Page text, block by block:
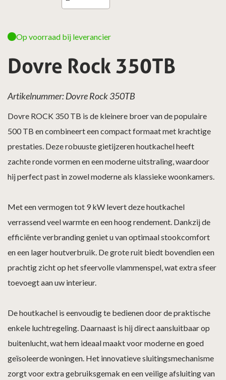
Dovre Rock 350TB
Op voorraad bij leverancier
Artikelnummer: Dovre Rock 350TB
Dovre ROCK 350 TB is de kleinere broer van de populaire
500 TB en combineert een compact formaat met krachtige
prestaties. Deze robuuste gietijzeren houtkachel heeft
zachte ronde vormen en een moderne uitstraling, waardoor
hij perfect past in zowel moderne als klassieke woonkamers.
Met een vermogen tot 9 kW levert deze houtkachel
verrassend veel warmte en een hoog rendement. Dankzij de
efficiënte verbranding geniet u van optimaal stookcomfort
en een lager houtverbruik. De grote ruit biedt bovendien een
prachtig zicht op het sfeervolle vlammenspel, wat extra sfeer
toevoegt aan uw interieur.
De houtkachel is eenvoudig te bedienen door de praktische
enkele luchtregeling. Daarnaast is hij direct aansluitbaar op
buitenlucht, wat hem ideaal maakt voor moderne en goed
geïsoleerde woningen. Het innovatieve sluitingsmechanisme
zorgt voor extra gebruiksgemak en een veilige afsluiting van